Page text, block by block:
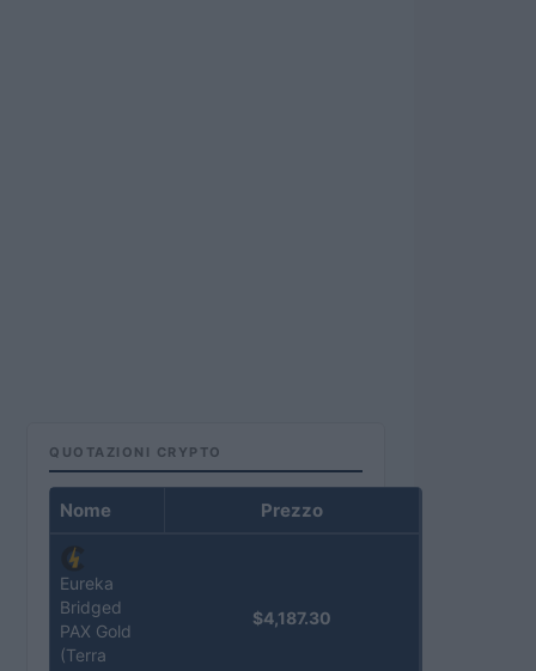
QUOTAZIONI CRYPTO
Nome Prezzo
Eureka
Bridged
PAX Gold
(Terra
$4,187.30